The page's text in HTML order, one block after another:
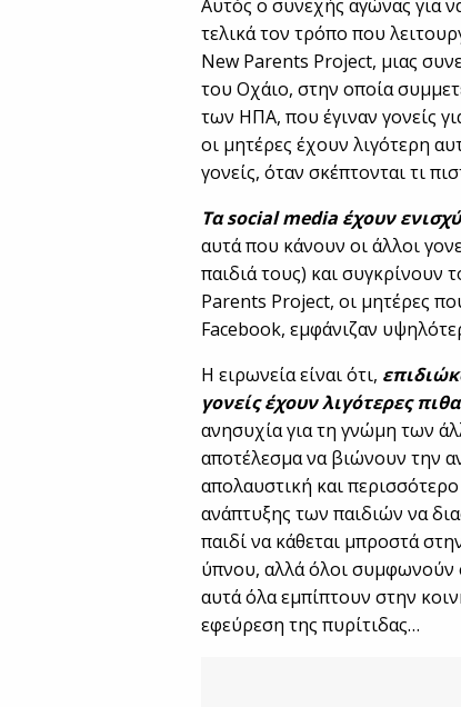
Αυτός ο συνεχής αγώνας για
τελικά τον τρόπο που
New Parents Project, μιας
του Οχάιο, στην οποία
των ΗΠΑ, που έγιναν γονείς
οι μητέρες έχουν λιγότερη
γονείς, όταν σκέπτονται τι
Τα social media έχουν
αυτά που κάνουν οι άλλοι
παιδιά τους) και συγκρίνουν
Parents Project, οι μητέρες
Facebook, εμφάνιζαν
Η ειρωνεία είναι ότι,
γονείς έχουν λιγότερες
ανησυχία για τη γνώμη των
αποτέλεσμα να βιώνουν την
απολαυστική και
ανάπτυξης των παιδιών να
παιδί να κάθεται μπροστά
ύπνου, αλλά όλοι συμφωνούν
αυτά όλα εμπίπτουν στην
εφεύρεση της πυρίτιδας…